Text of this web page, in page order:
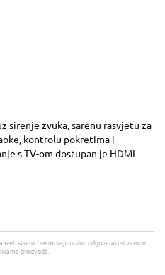
sirenje zvuka, sarenu rasvjetu za
kontrolu pokretima i
s TV-om dostupan je HDMI
web stranici ne moraju nužno odgovarati stvarnom
proizvoda.